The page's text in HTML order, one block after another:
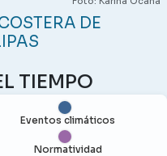
DE
TIEMPO
Eventos climáticos
Normatividad